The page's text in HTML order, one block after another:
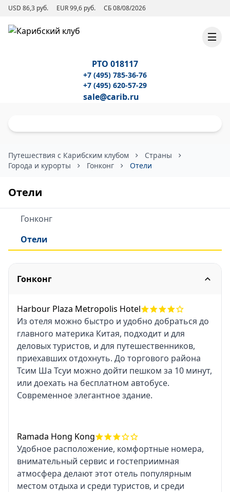
USD 86,3 руб. EUR 99,6 руб. СБ 08/08/2026
РТО 018117
+7 (495) 785-36-76
+7 (495) 620-57-29
sale@carib.ru
Путешествия с Карибским клубом
Страны
Города и курорты
Гонконг Отели
Отели
Гонконг
Отели
Гонконг
Harbour Plaza Metropolis Hotel
Из отеля можно быстро и удобно добраться до
главного материка Китая, подходит и для
деловых туристов, и для путешественников,
приехавших отдохнуть. До торгового района
Тсим Ша Тсуи можно дойти пешком за 10 минут,
или доехать на бесплатном автобусе.
Современное элегантное здание.
Ramada Hong Kong
Удобное расположение, комфортные номера,
внимательный сервис и гостеприимная
атмосфера делают этот отель популярным
местом отдыха и среди туристов, и среди